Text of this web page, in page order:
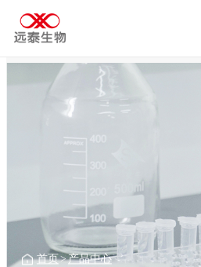
首页>产品中心